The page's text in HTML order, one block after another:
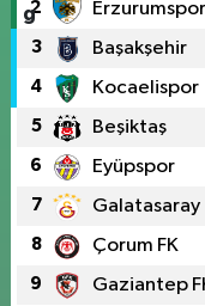
2
3 Başakşehir
4 Kocaelispor
5 Beşiktaş
6 Eyüpspor
7 Galatasaray
8 Çorum FK
9 Gaziantep